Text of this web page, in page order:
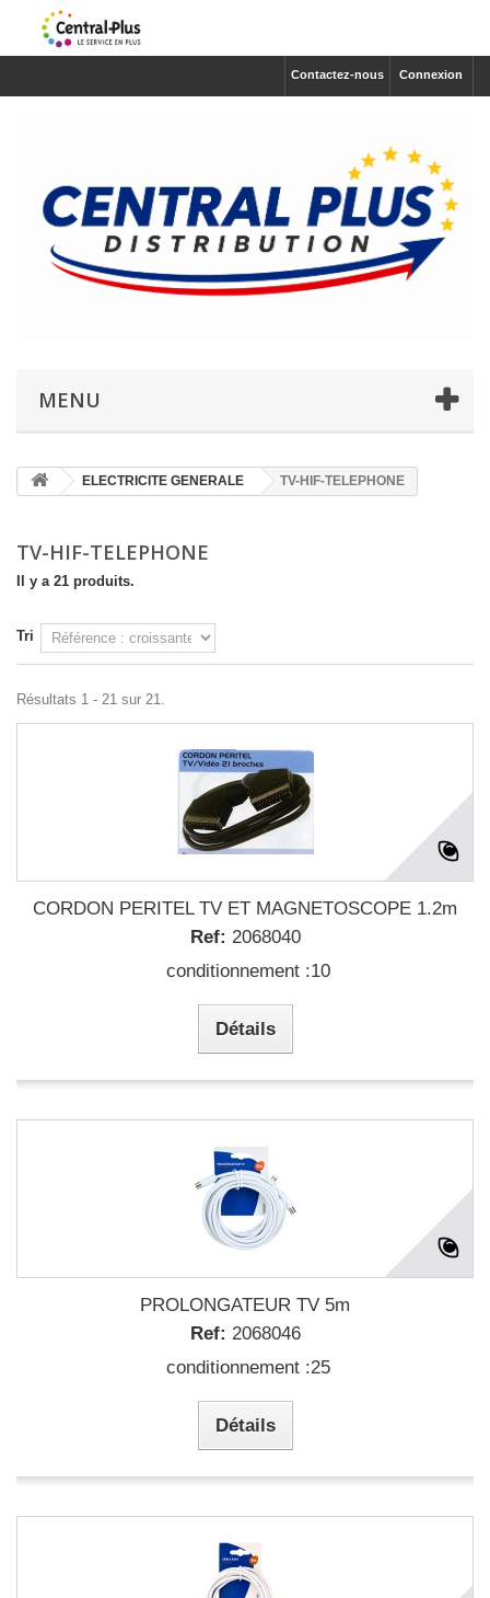
Connexion
Contactez-nous
MENU
ELECTRICITE GENERALE TV-HIF-TELEPHONE
TV-HIF-TELEPHONE
Il y a 21 produits.
Tri
Résultats 1 - 21 sur 21.
CORDON PERITEL TV ET MAGNETOSCOPE 1.2m
Ref: 2068040
conditionnement :10
Détails
PROLONGATEUR TV 5m
Ref: 2068046
conditionnement :25
Détails